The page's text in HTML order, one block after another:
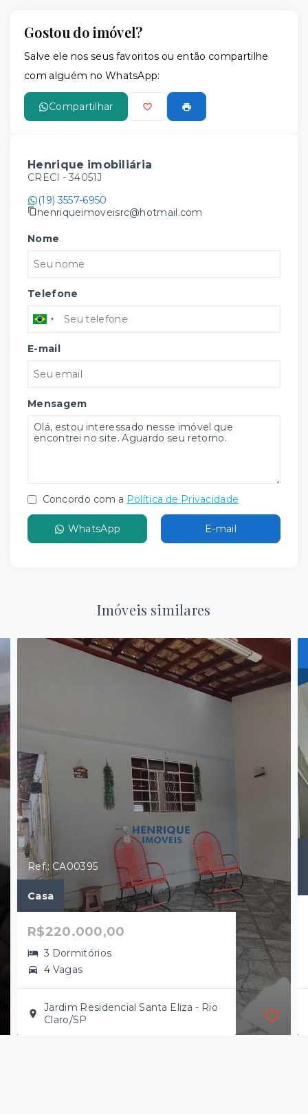
Gostou do imóvel?
Salve ele nos seus favoritos ou então compartilhe
com alguém no WhatsApp:
Compartilhar
Henrique imobiliária
CRECI - 34051J
(19) 3557-6950
henriqueimoveisrc@hotmail.com
Nome
Telefone
E-mail
Mensagem
Concordo com a Política de Privacidade
WhatsApp E-mail
Imóveis similares
Ref.: CA00395
Casa
R$220.000,00
3 Dormitórios
4 Vagas
Jardim Residencial Santa Eliza - Rio
Claro/SP